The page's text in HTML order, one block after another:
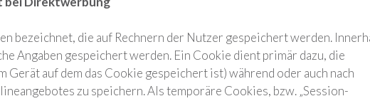
bezeichnet, die auf Rechnern der Nutzer gespeichert werden.
Angaben gespeichert werden. Ein Cookie dient primär dazu, die
Gerät auf dem das Cookie gespeichert ist) während oder auch nach
zu speichern. Als temporäre Cookies, bzw. „Session-